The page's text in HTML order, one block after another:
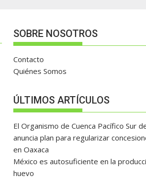
SOBRE NOSOTROS
Contacto
Quiénes Somos
ÚLTIMOS ARTÍCULOS
El Organismo de Cuenca Pacífico Sur
anuncia plan para regularizar
en Oaxaca
México es autosuficiente en la
huevo